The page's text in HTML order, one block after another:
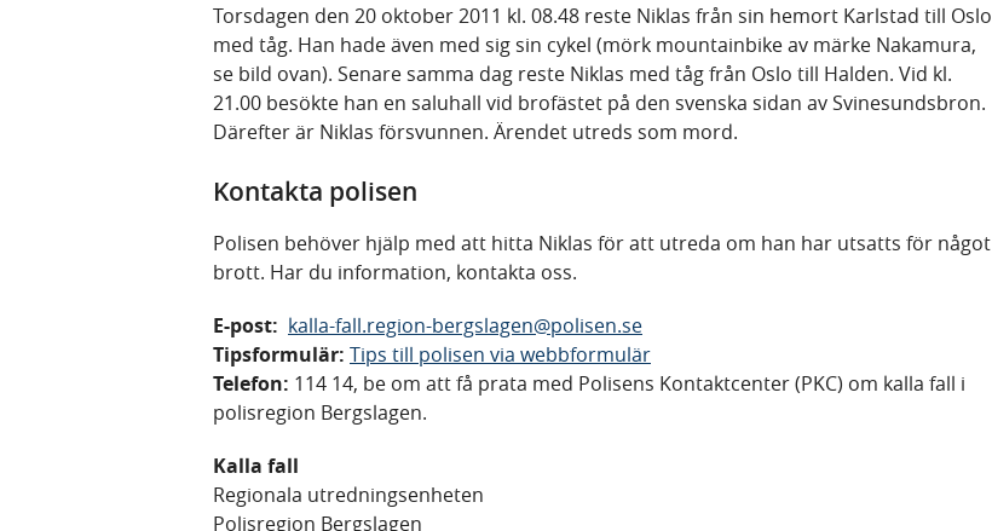
Torsdagen den 20 oktober 2011 kl. 08.48 reste Niklas från sin hemort Karlstad till Oslo
med tåg. Han hade även med sig sin cykel (mörk mountainbike av märke Nakamura,
se bild ovan). Senare samma dag reste Niklas med tåg från Oslo till Halden. Vid kl.
21.00 besökte han en saluhall vid brofästet på den svenska sidan av Svinesundsbron.
Därefter är Niklas försvunnen. Ärendet utreds som mord.
Kontakta polisen
Polisen behöver hjälp med att hitta Niklas för att utreda om han har utsatts för något
brott. Har du information, kontakta oss.
E-post: kalla-fall.region-bergslagen@polisen.se
Tipsformulär: Tips till polisen via webbformulär
Telefon: 114 14, be om att få prata med Polisens Kontaktcenter (PKC) om kalla fall i
polisregion Bergslagen.
Kalla fall
Regionala utredningsenheten
Polisregion Bergslagen